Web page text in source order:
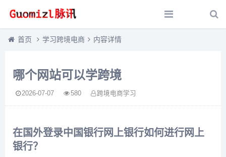
首页 学习跨境电商 内容详情
哪个网站可以学跨境
2026-07-07 580 跨境电商学习
在国外登录中国银行网上银行如何进行网上
银行？